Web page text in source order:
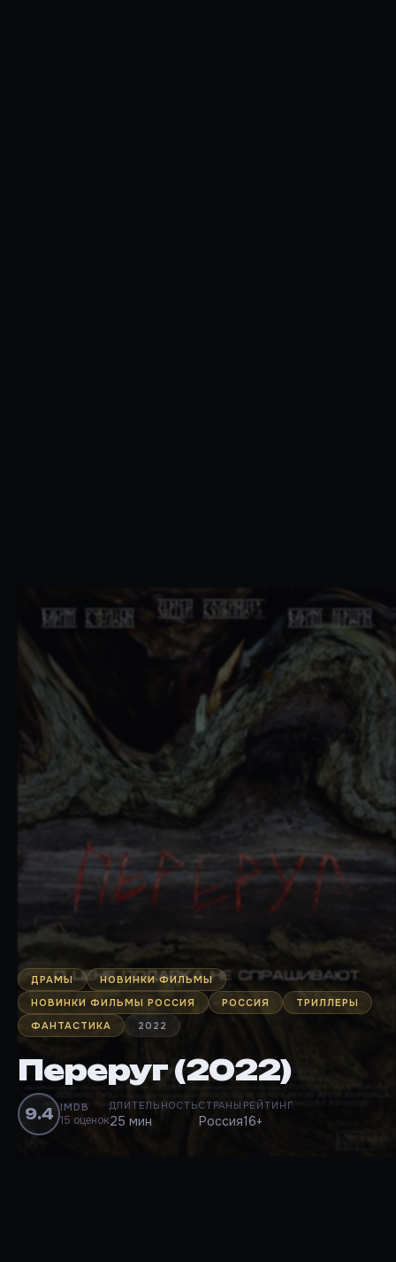
ДРАМЫ
НОВИНКИ ФИЛЬМЫ
НОВИНКИ ФИЛЬМЫ РОССИЯ
РОССИЯ
ТРИЛЛЕРЫ
ФАНТАСТИКА
2022
Переруг (2022)
9.4 IMDB
15 оценок
ДЛИТЕЛЬНОСТЬ
25 мин
СТРАНЫ
Россия
РЕЙТИНГ
16+